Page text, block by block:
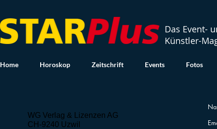
Das Event-
Künstler-
WG Verlag & Lizenzen AG
CH-9240 Uzwil
Home Horoskop Zeitschrift Events Fotos